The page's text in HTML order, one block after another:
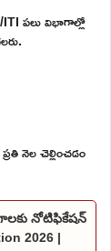
పలు విభాగాల్లో
నెల చెల్లించడం
నోటిఫికేషన్
2026 |